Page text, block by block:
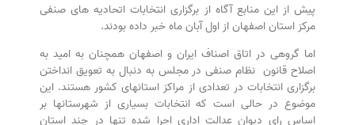
پیش از این منابع آگاه از برگزاری انتخابات اتحادیه های صنفی
مرکز استان اصفهان از اول آبان ماه خبر داده بودند.
اما گروهی در اتاق اصناف ایران و اصفهان همچنان به امید به
اصلاح قانون نظام صنفی در مجلس به دنبال به تعویق انداختن
برگزاری انتخابات در تعدادی از مراکز استانهای کشور هستند. این
موضوع در حالی است که انتخابات بسیاری از شهرستانها بر
اساس رای دیوان عدالت اداری اجرا شده تنها در چند استان